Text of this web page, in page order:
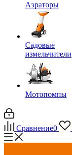
Аэраторы
Садовые
измельчители
Мотопомпы
Сравнение0